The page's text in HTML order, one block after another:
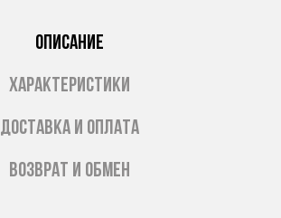
ОПИСАНИЕ
ХАРАКТЕРИСТИКИ
ДОСТАВКА И ОПЛАТА
ВОЗВРАТ И ОБМЕН